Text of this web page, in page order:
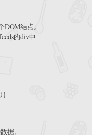
结点。
的div中
据。